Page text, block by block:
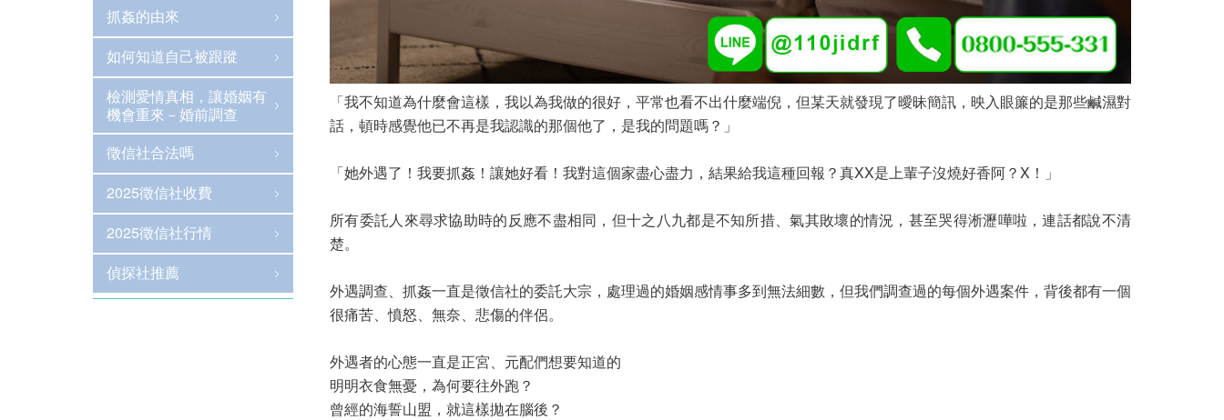
2025徵信社收費
2025徵信社行情
偵探社推薦
抓姦的由來
如何知道自己被跟蹤
檢測愛情真相，讓婚姻有
機會重來－婚前調查
徵信社合法嗎
2025徵信社收費
2025徵信社行情
偵探社推薦
「我不知道為什麼會這樣，我以為我做的很好，平常也看不出什麼端倪，但某天就發現了曖昧簡訊，映入眼簾的是那些鹹濕對
話，頓時感覺他已不再是我認識的那個他了，是我的問題嗎？」
「她外遇了！我要抓姦！讓她好看！我對這個家盡心盡力，結果給我這種回報？真XX是上輩子沒燒好香阿？X！」
所有委託人來尋求協助時的反應不盡相同，但十之八九都是不知所措、氣其敗壞的情況，甚至哭得淅瀝嘩啦，連話都說不清
楚。
外遇調查、抓姦一直是徵信社的委託大宗，處理過的婚姻感情事多到無法細數，但我們調查過的每個外遇案件，背後都有一個
很痛苦、憤怒、無奈、悲傷的伴侶。
外遇者的心態一直是正宮、元配們想要知道的
明明衣食無憂，為何要往外跑？
曾經的海誓山盟，就這樣拋在腦後？